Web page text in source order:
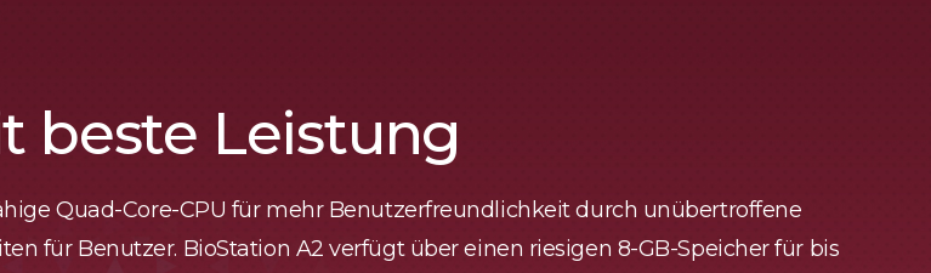
beste Leistung
Quad-Core-CPU für mehr Benutzerfreundlichkeit durch unübertroffene
für Benutzer. BioStation A2 verfügt über einen riesigen 8-GB-Speicher für bis